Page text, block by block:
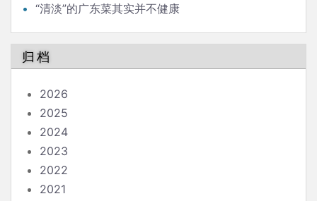
“清淡”的广东菜其实并不健康
归档
2026
2025
2024
2023
2022
2021